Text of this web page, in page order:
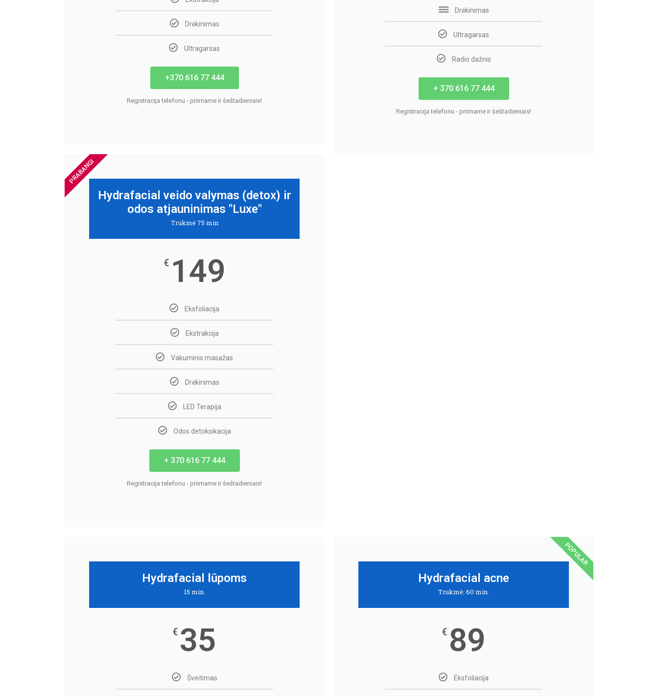
Drėkinimas
Ultragarsas
+370 616 77 444
Registracija telefonu - priimame ir šeštadieniais!
Hydrafacial veido valymas (detox) ir
odos atjauninimas "Luxe"
Trukmė 75 min
€ 149
Eksfoliacija
Ekstrakcija
Vakuminis masažas
Drėkinimas
LED Terapija
Odos detoksikacija
+ 370 616 77 444
Registracija telefonu - priimame ir šeštadieniais!
PRABANGI
Drėkinimas
Ultragarsas
Radio dažnis
+ 370 616 77 444
Registracija telefonu - priimame ir šeštadieniais!
Hydrafacial lūpoms
15 min.
€ 35
Šveitimas
Hydrafacial acne
Trukmė: 60 min.
€ 89
Eksfoliacija
POPULAR